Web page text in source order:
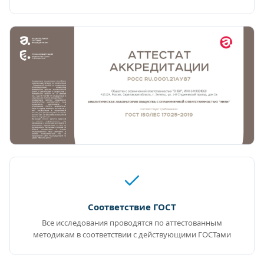
Соответствие ГОСТ
Все исследования проводятся по аттестованным
методикам в соответствии с действующими ГОСТами